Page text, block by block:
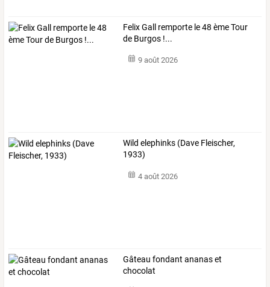
Felix Gall remporte le 48 ème Tour
de Burgos !...
9 août 2026
Wild elephinks (Dave Fleischer,
1933)
4 août 2026
Gâteau fondant ananas et
chocolat